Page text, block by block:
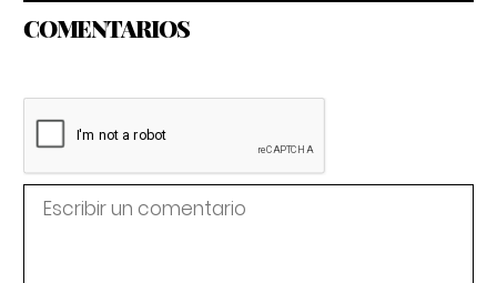
COMENTARIOS